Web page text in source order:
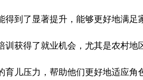
了显著提升，能够更好地满足
得了就业机会，尤其是农村地
压力，帮助他们更好地适应角